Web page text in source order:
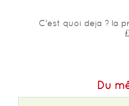
C'est quoi deja ? la
Du